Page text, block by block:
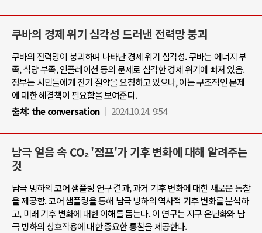
쿠바의 경제 위기 심각성 드러낸 전력망 붕괴
쿠바의 전력망이 붕괴하며 나타난 경제 위기 심각성. 쿠바는 에너지 부
족, 식량 부족, 인플레이션 등의 문제로 심각한 경제 위기에 빠져 있음.
정부는 시민들에게 전기 절약을 요청하고 있으나, 이는 구조적인 문제
에 대한 해결책이 필요함을 보여준다.
출처: the conversation 2024.10.24. 9:54
남극 얼음 속 CO₂ '점프'가 기후 변화에 대해 알려주는
것
남극 빙하의 코어 샘플링 연구 결과, 과거 기후 변화에 대한 새로운 통찰
을 제공함. 코어 샘플링을 통해 남극 빙하의 역사적 기후 변화를 분석하
고, 미래 기후 변화에 대한 이해를 돕는다. 이 연구는 지구 온난화와 남
극 빙하의 상호작용에 대한 중요한 통찰을 제공한다.